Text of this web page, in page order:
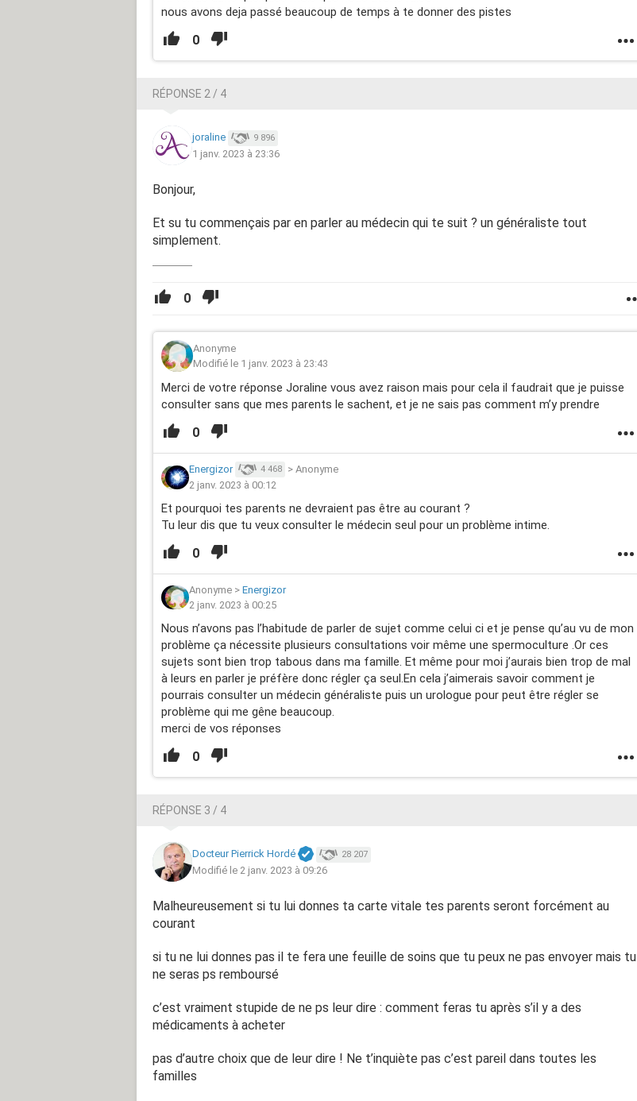
nous avons deja passé beaucoup de temps à te donner des pistes
0
RÉPONSE 2 / 4
joraline 9 896
1 janv. 2023 à 23:36
Bonjour,
Et su tu commençais par en parler au médecin qui te suit ? un généraliste tout
simplement.
0
Anonyme
Modifié le 1 janv. 2023 à 23:43
Merci de votre réponse Joraline vous avez raison mais pour cela il faudrait que je puisse
consulter sans que mes parents le sachent, et je ne sais pas comment m’y prendre
0
Energizor 4 468 > Anonyme
2 janv. 2023 à 00:12
Et pourquoi tes parents ne devraient pas être au courant ?
Tu leur dis que tu veux consulter le médecin seul pour un problème intime.
0
Anonyme > Energizor
2 janv. 2023 à 00:25
Nous n’avons pas l’habitude de parler de sujet comme celui ci et je pense qu’au vu de mon
problème ça nécessite plusieurs consultations voir même une spermoculture .Or ces
sujets sont bien trop tabous dans ma famille. Et même pour moi j’aurais bien trop de mal
à leurs en parler je préfère donc régler ça seul.En cela j’aimerais savoir comment je
pourrais consulter un médecin généraliste puis un urologue pour peut être régler se
problème qui me gêne beaucoup.
merci de vos réponses
0
RÉPONSE 3 / 4
Docteur Pierrick Hordé 28 207
Modifié le 2 janv. 2023 à 09:26
Malheureusement si tu lui donnes ta carte vitale tes parents seront forcément au
courant
si tu ne lui donnes pas il te fera une feuille de soins que tu peux ne pas envoyer mais tu
ne seras ps remboursé
c’est vraiment stupide de ne ps leur dire : comment feras tu après s’il y a des
médicaments à acheter
pas d’autre choix que de leur dire ! Ne t’inquiète pas c’est pareil dans toutes les
familles